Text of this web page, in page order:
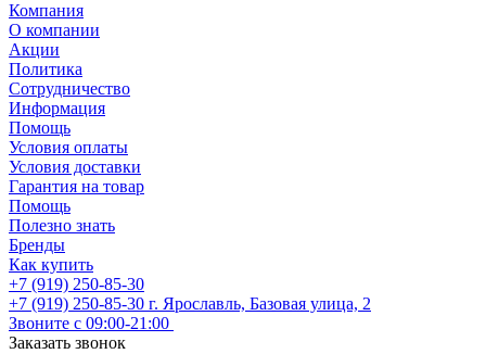
Компания
О компании
Акции
Политика
Сотрудничество
Информация
Помощь
Условия оплаты
Условия доставки
Гарантия на товар
Помощь
Полезно знать
Бренды
Как купить
+7 (919) 250-85-30
+7 (919) 250-85-30 г. Ярославль, Базовая улица, 2
Звоните с 09:00-21:00
Заказать звонок